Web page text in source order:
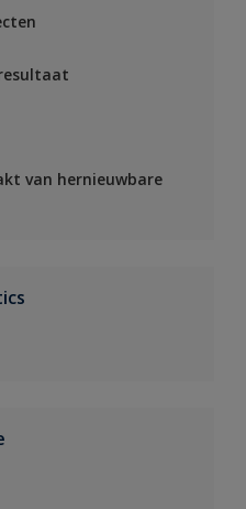
van hernieuwbare